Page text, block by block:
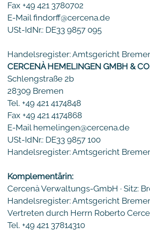
Fax +49 421 3780702
E-Mail findorff@cercena.de
USt-IdNr.: DE33 9857 095
Handelsregister: Amtsgericht
CERCENÀ HEMELINGEN GMBH &
Schlengstraße 2b
28309 Bremen
Tel. +49 421 4174848
Fax +49 421 4174868
E-Mail hemelingen@cercena.de
USt-IdNr.: DE33 9857 100
Handelsregister: Amtsgericht
Komplementärin:
Cercenà Verwaltungs-GmbH ∙ Sitz:
Handelsregister: Amtsgericht
Vertreten durch Herrn Roberto
Tel. +49 421 37814310